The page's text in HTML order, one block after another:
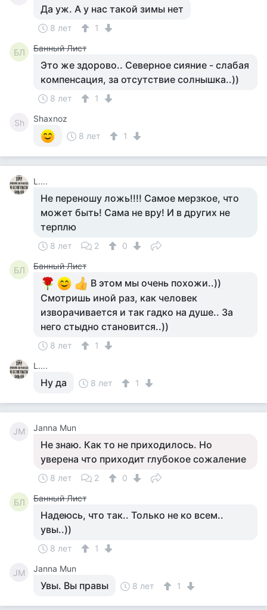
Да уж. А у нас такой зимы нет
8 лет 1
БЛ Банный Лист
Это же здорово.. Северное сияние - слабая
компенсация, за отсутствие солнышка..))
8 лет 1
Sh
Shaxnoz
8 лет
1
L….
Не переношу ложь!!!! Самое мерзкое, что
может быть! Сама не вру! И в других не
терплю
8 лет 2 0
БЛ Банный Лист
В этом мы очень похожи..))
Смотришь иной раз, как человек
изворачивается и так гадко на душе.. За
него стыдно становится..))
8 лет
1
L….
Ну да 8 лет 1
JM Janna Mun
Не знаю. Как то не приходилось. Но
уверена что приходит глубокое сожаление
8 лет 2 0
БЛ Банный Лист
Надеюсь, что так.. Только не ко всем..
увы..))
8 лет 1
JM Janna Mun
Увы. Вы правы 8 лет 1